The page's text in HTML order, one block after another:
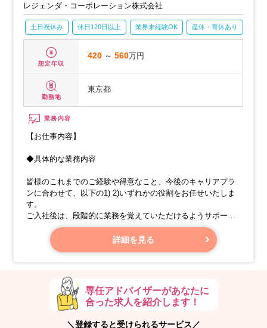
レジェンダ・コーポレーション株式会社
土日祝休み 休日120日以上 業界未経験OK 産休・育休あり
想定年収
420 ～560万円
勤務地
東京都
業務内容
【お仕事内容】
◆具体的な業務内容
皆様のこれまでのご経験や得意なこと、今後のキャリアプラ
ンに合わせて、以下の1) 2)いずれかの役割をお任せいたしま
す。
ご入社後は、段階的に業務を覚えていただけるようサポート
いたしますのでご安心ください。
担当するお客様の数は、規模にもよりますが、1～3社程度で
詳細を見る
専任アドバイザーがあなたに
合った求人を紹介します！
＼登録すると受けられるサービス／